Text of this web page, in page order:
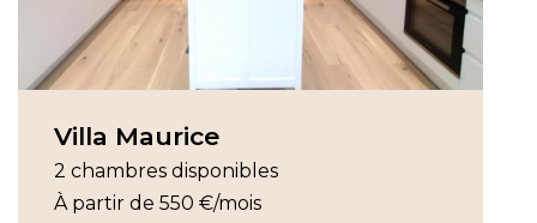
Villa Maurice
2 chambres disponibles
À partir de 550 €/mois